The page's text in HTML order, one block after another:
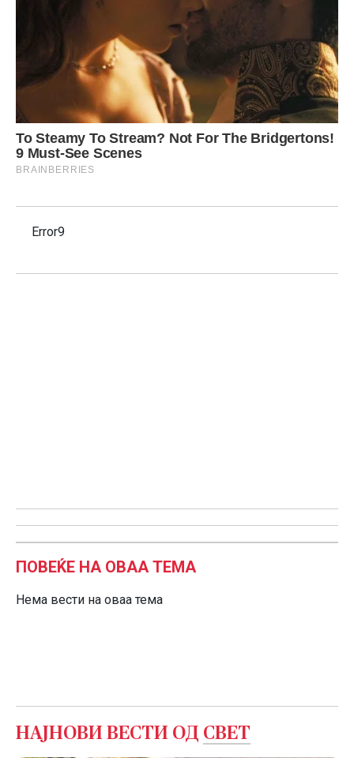
Error9
ПОВЕЌЕ НА ОВАА ТЕМА
Нема вести на оваа тема
НАЈНОВИ ВЕСТИ ОД СВЕТ